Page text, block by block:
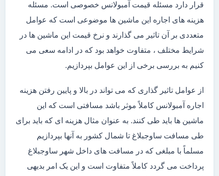
قرار دارد مسئله قیمت آمبولانس خصوصی است. مسئله
هزینه های اجاره این ماشین ها موضوعی است که عوامل
متعددی بر آن تاثیر می گذارند و نرخ قیمت این ماشین ها در
شرایط مختلف ، متفاوت خواهد بود که در ادامه سعی می
کنیم به بررسی برخی از این عوامل بپردازیم.
از عوامل تاثیر گذاری که می تواند در بالا و پایین رفتن هزینه
اجاره آمبولانس کاملاً موثر باشد مسافتی است که این
ماشین ها باید طی کنند. به عنوان مثال هزینه ای که باید برای
طی مسافت ساوجبلاغ تا شمال کشور به آنها بپردازیم
مسلماً با مبلغی که در مسافت های داخل شهر ساوجبلاغ
پرداخت می گردد کاملاً متفاوت است و این یک امر بدیهی